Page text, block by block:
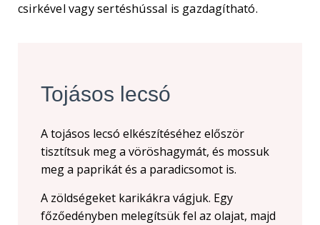
csirkével vagy sertéshússal is gazdagítható.
Tojásos lecsó
A tojásos lecsó elkészítéséhez először
tisztítsuk meg a vöröshagymát, és mossuk
meg a paprikát és a paradicsomot is.
A zöldségeket karikákra vágjuk. Egy
főzőedényben melegítsük fel az olajat, majd